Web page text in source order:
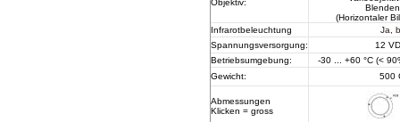
Objektiv:
(Horizontaler
Infrarotbeleuchtung
Ja,
Spannungsversorgung:
12
Betriebsumgebung:
-30 ... +60 °C (<
Gewicht:
500
Abmessungen
Klicken = gross